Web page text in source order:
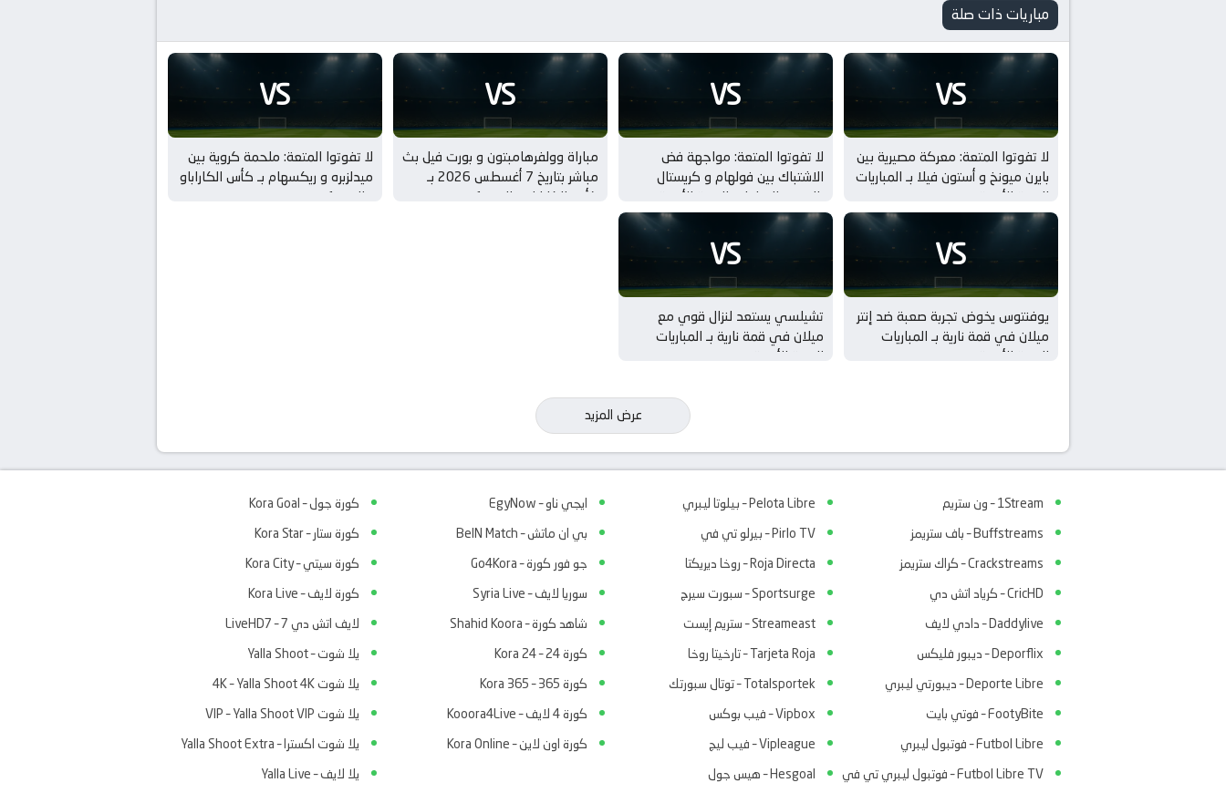
مباريات ذات صلة
VS
لا تفوتوا المتعة: معركة مصيرية بين
بايرن ميونخ و أستون فيلا بـ المباريات
الودية للأندية
VS
لا تفوتوا المتعة: مواجهة فض
الاشتباك بين فولهام و كريستال
بالاس بـ المباريات الودية للأندية
VS
مباراة وولفرهامبتون و بورت فيل بث
مباشر بتاريخ 7 أغسطس 2026 بـ
كأس الكاراباو – الدور 1
VS
لا تفوتوا المتعة: ملحمة كروية بين
ميدلزبره و ريكسهام بـ كأس الكاراباو
– الدور 1
VS
يوفنتوس يخوض تجربة صعبة ضد إنتر
ميلان في قمة نارية بـ المباريات
الودية للأندية
VS
تشيلسي يستعد لنزال قوي مع
ميلان في قمة نارية بـ المباريات
الودية للأندية
عرض المزيد
1Stream – ون ستريم
Buffstreams – باف ستريمز
Crackstreams – كراك ستريمز
CricHD – كرياد اتش دي
Daddylive – دادي لايف
Deporflix – ديبور فليكس
Deporte Libre – ديبورتي ليبري
FootyBite – فوتي بايت
Futbol Libre – فوتبول ليبري
Futbol Libre TV – فوتبول ليبري تي في
Pelota Libre – بيلوتا ليبري
Pirlo TV – بيرلو تي في
Roja Directa – روخا ديريكتا
Sportsurge – سبورت سيرج
Streameast – ستريم إيست
Tarjeta Roja – تارخيتا روخا
Totalsportek – توتال سبورتك
Vipbox – فيب بوكس
Vipleague – فيب ليج
Hesgoal – هيس جول
ايجي ناو – EgyNow
بي ان ماتش – BeIN Match
جو فور كورة – Go4Kora
سوريا لايف – Syria Live
شاهد كورة – Shahid Koora
كورة 24 – Kora 24
كورة 365 – Kora 365
كورة 4 لايف – Kooora4Live
كورة اون لاين – Kora Online
كورة جول – Kora Goal
كورة ستار – Kora Star
كورة سيتي – Kora City
كورة لايف – Kora Live
لايف اتش دي 7 – LiveHD7
يلا شوت – Yalla Shoot
يلا شوت 4K – Yalla Shoot 4K
يلا شوت VIP – Yalla Shoot VIP
يلا شوت اكسترا – Yalla Shoot Extra
يلا لايف – Yalla Live